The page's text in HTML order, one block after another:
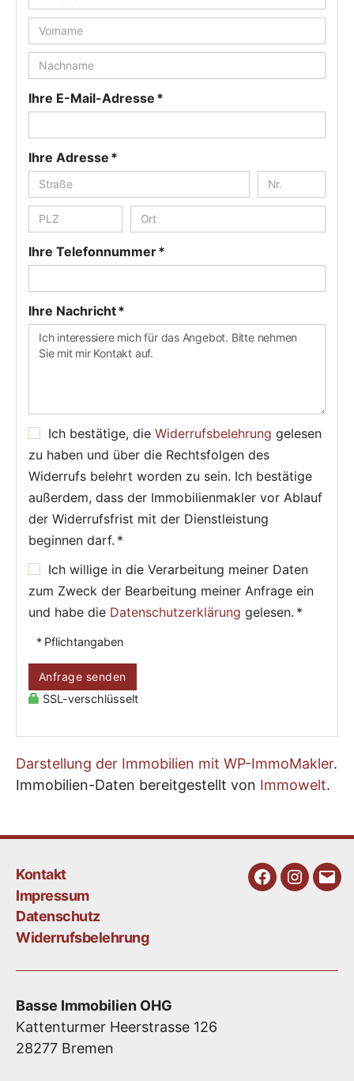
Ihre E-Mail-Adresse *
Ihre Adresse *
Ihre Telefonnummer *
Ihre Nachricht *
Ich bestätige, die Widerrufsbelehrung gelesen
zu haben und über die Rechtsfolgen des
Widerrufs belehrt worden zu sein. Ich bestätige
außerdem, dass der Immobilienmakler vor Ablauf
der Widerrufsfrist mit der Dienstleistung
beginnen darf. *
Ich willige in die Verarbeitung meiner Daten
zum Zweck der Bearbeitung meiner Anfrage ein
und habe die Datenschutzerklärung gelesen. *
* Pflichtangaben
Anfrage senden
SSL-verschlüsselt
Darstellung der Immobilien mit WP-ImmoMakler.
Immobilien-Daten bereitgestellt von Immowelt.
Kontakt
Impressum
Datenschutz
Widerrufsbelehrung
FacebookE-
Basse Immobilien OHG
Kattenturmer Heerstrasse 126
28277 Bremen